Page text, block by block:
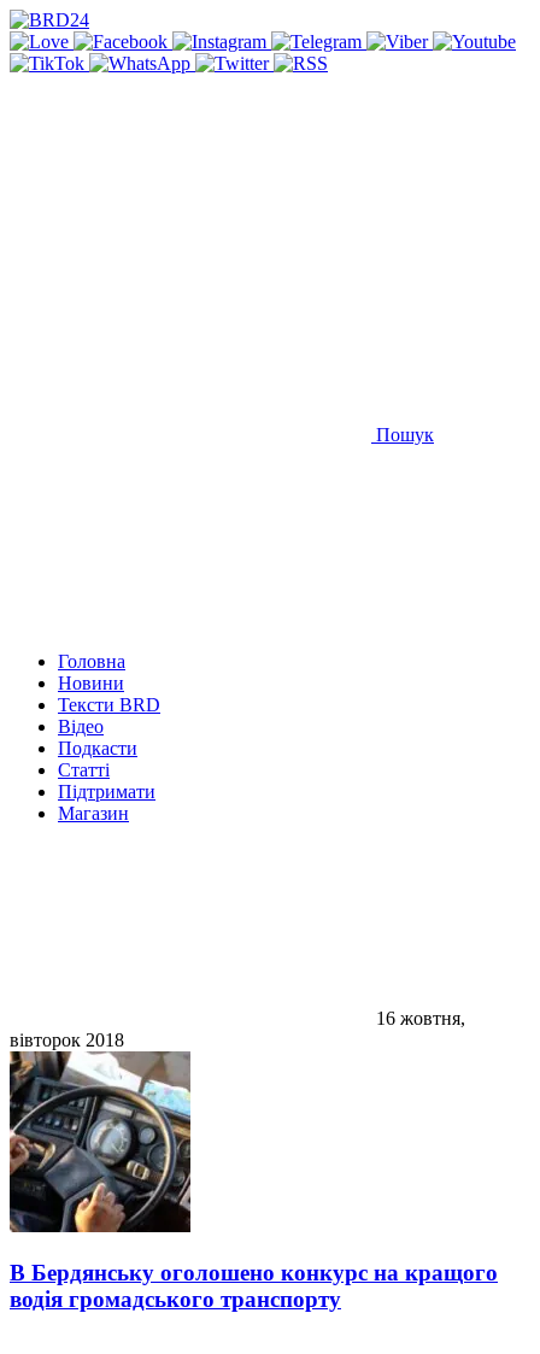
Пошук
Головна
Новини
Тексти BRD
Відео
Подкасти
Статті
Підтримати
Магазин
16 жовтня,
вівторок 2018
В Бердянську оголошено конкурс на кращого
водія громадського транспорту